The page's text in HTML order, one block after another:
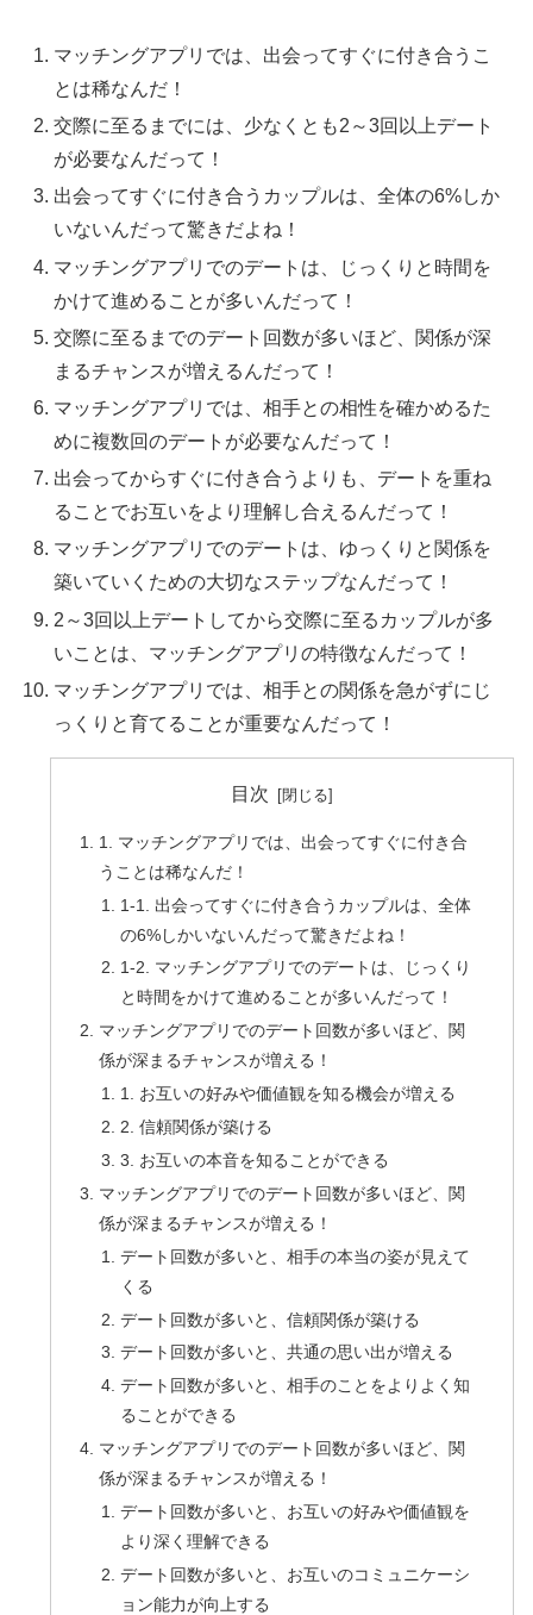
マッチングアプリでは、出会ってすぐに付き合うこ
とは稀なんだ！
交際に至るまでには、少なくとも2～3回以上デート
が必要なんだって！
出会ってすぐに付き合うカップルは、全体の6%しか
いないんだって驚きだよね！
マッチングアプリでのデートは、じっくりと時間を
かけて進めることが多いんだって！
交際に至るまでのデート回数が多いほど、関係が深
まるチャンスが増えるんだって！
マッチングアプリでは、相手との相性を確かめるた
めに複数回のデートが必要なんだって！
出会ってからすぐに付き合うよりも、デートを重ね
ることでお互いをより理解し合えるんだって！
マッチングアプリでのデートは、ゆっくりと関係を
築いていくための大切なステップなんだって！
2～3回以上デートしてから交際に至るカップルが多
いことは、マッチングアプリの特徴なんだって！
マッチングアプリでは、相手との関係を急がずにじ
っくりと育てることが重要なんだって！
目次
1. マッチングアプリでは、出会ってすぐに付き合
うことは稀なんだ！
1-1. 出会ってすぐに付き合うカップルは、全体
の6%しかいないんだって驚きだよね！
1-2. マッチングアプリでのデートは、じっくり
と時間をかけて進めることが多いんだって！
マッチングアプリでのデート回数が多いほど、関
係が深まるチャンスが増える！
1. お互いの好みや価値観を知る機会が増える
2. 信頼関係が築ける
3. お互いの本音を知ることができる
マッチングアプリでのデート回数が多いほど、関
係が深まるチャンスが増える！
デート回数が多いと、相手の本当の姿が見えて
くる
デート回数が多いと、信頼関係が築ける
デート回数が多いと、共通の思い出が増える
デート回数が多いと、相手のことをよりよく知
ることができる
マッチングアプリでのデート回数が多いほど、関
係が深まるチャンスが増える！
デート回数が多いと、お互いの好みや価値観を
より深く理解できる
デート回数が多いと、お互いのコミュニケーシ
ョン能力が向上する